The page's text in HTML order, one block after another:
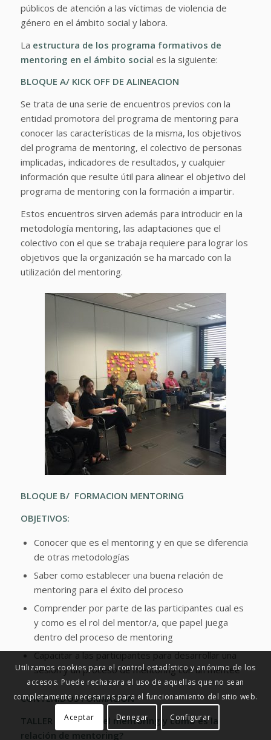
públicos de atención a las víctimas de violencia de
género en el ámbito social y labora.
La estructura de los programa formativos de
mentoring en el ámbito social es la siguiente:
BLOQUE A/ KICK OFF DE ALINEACION
Se trata de una serie de encuentros previos con la
entidad promotora del programa de mentoring para
conocer las características de la misma, los objetivos
del programa de mentoring, el colectivo de personas
implicadas, indicadores de resultados, y cualquier
información que resulte útil para alinear el objetivo del
programa de mentoring con la formación a impartir.
Estos encuentros sirven además para introducir en la
metodología mentoring, las adaptaciones que el
colectivo con el que se trabaja requiere para lograr los
objetivos que la organización se ha marcado con la
utilización del mentoring.
BLOQUE B/ FORMACION MENTORING
OBJETIVOS:
Conocer que es el mentoring y en que se diferencia
de otras metodologías
Saber como establecer una buena relación de
mentoring para el éxito del proceso
Comprender por parte de las participantes cual es
y como es el rol del mentor/a, que papel juega
dentro del proceso de mentoring
Capacitar a las participantes para desarrollar una
sesión y un proceso de mentoring con un mentee
CONTENIDOS FORMACION
TALLER I: ¿Qué es el mentoring y cómo es la
relación de mentoring?
Utilizamos cookies para el control estadístico y anónimo de los
accesos. Puede rechazara el uso de aquellas que no sean
completamente necesarias para el funcionamiento del sitio web.
Aceptar
Denegar Configurar